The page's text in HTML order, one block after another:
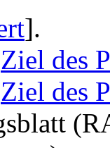
].
des
des